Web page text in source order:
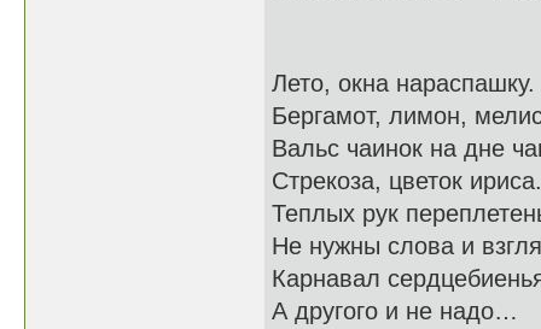
Лето, окна нараспашку.
Бергамот, лимон,
Вальс чаинок на дне
Стрекоза, цветок ириса.
Теплых рук
Не нужны слова и
Карнавал
А другого и не надо…